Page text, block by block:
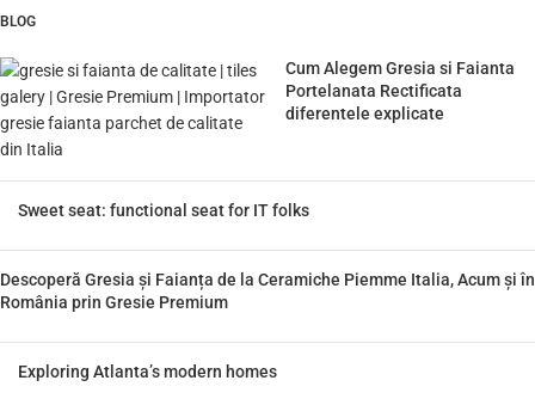
BLOG
Cum Alegem Gresia si Faianta
Portelanata Rectificata
diferentele explicate
Sweet seat: functional seat for IT folks
Descoperă Gresia și Faianța de la Ceramiche Piemme Italia, Acum și în
România prin Gresie Premium
Exploring Atlanta’s modern homes